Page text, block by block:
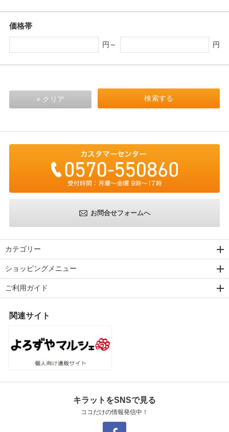
価格帯
円～ 円
お問合せフォームへ
カテゴリー
ショッピングメニュー
ご利用ガイド
関連サイト
キラットをSNSで見る
ココだけの情報発信中！